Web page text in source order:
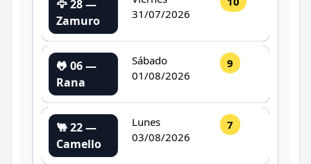
🦅 28 —
Zamuro
31/07/2026
🐸 06 —
Rana
Sábado
01/08/2026
9
🐫 22 —
Camello
Lunes
03/08/2026
7